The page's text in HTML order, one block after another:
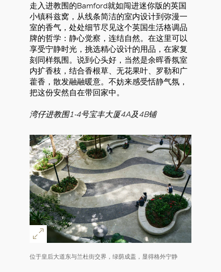
走入进教围的Bamford就如闯进迷你版的英国
小镇科兹窝，从线条简洁的室内设计到弥漫一
室的香气，处处细节尽见这个英国生活格调品
牌的哲学：静心觉察，连结自然。在这里可以
享受宁静时光，挑选精心设计的用品，在家复
刻同样氛围。说到心头好，当然是余晖香氛室
内扩香枝，结合香根草、无花果叶、罗勒和广
藿香，散发融融暖意。不妨来感受恬静气氛，
把这份安然自在带回家中。
湾仔进教围1-4号宝丰大厦4A及4B铺
位于皇后大道东与兰杜街交界，绿荫成盖，显得格外宁静